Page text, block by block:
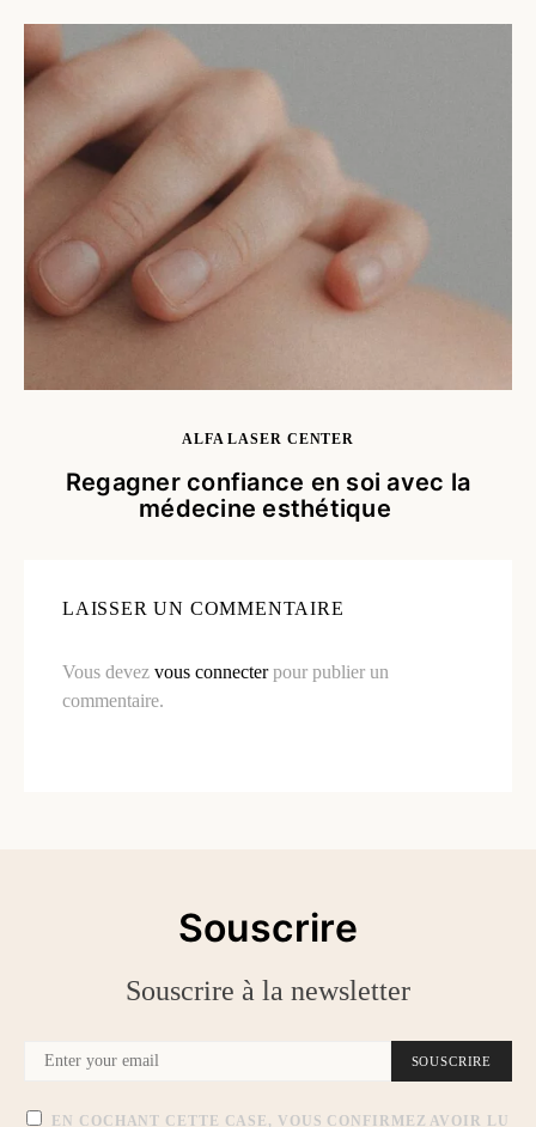
ALFA LASER CENTER
Regagner confiance en soi avec la
médecine esthétique
LAISSER UN COMMENTAIRE
Vous devez vous connecterpour publier un
commentaire.
Souscrire
Souscrire à la newsletter
SOUSCRIRE
EN COCHANT CETTE CASE, VOUS CONFIRMEZ AVOIR LU